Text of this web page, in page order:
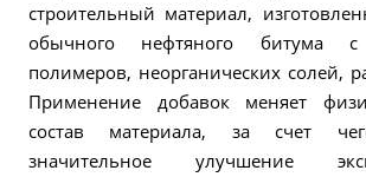
строительный материал,
обычного нефтяного битума с
полимеров, неорганических солей,
Применение добавок меняет
состав материала, за счет
значительное улучшение